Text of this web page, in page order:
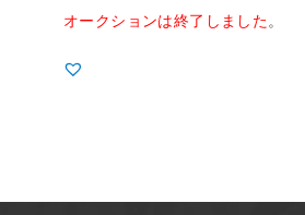
オークションは終了しました 。